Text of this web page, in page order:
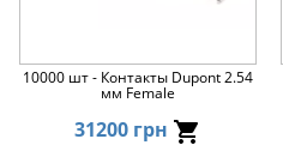
10000 шт - Контакты Dupont 2.54
мм Female
31200 грн